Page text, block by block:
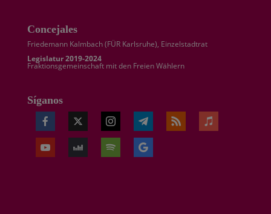
Concejales
Friedemann Kalmbach (FÜR Karlsruhe), Einzelstadtrat
Legislatur 2019-2024
Fraktionsgemeinschaft mit den Freien Wählern
Síganos